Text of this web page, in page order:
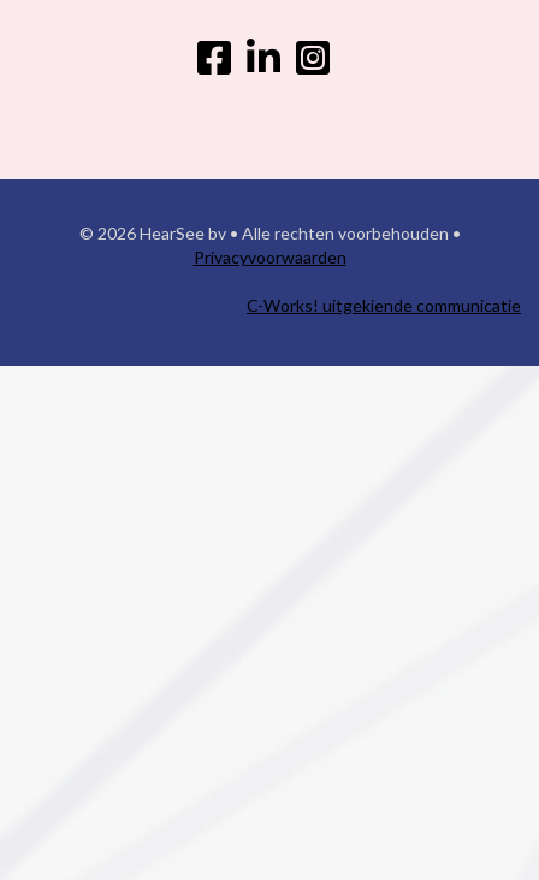
© 2026 HearSee bv • Alle rechten voorbehouden •
Privacyvoorwaarden
C-Works! uitgekiende communicatie